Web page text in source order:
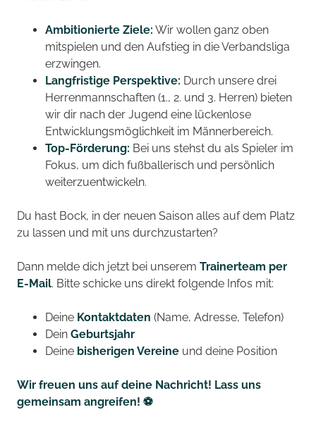
Ambitionierte Ziele: Wir wollen ganz oben
mitspielen und den Aufstieg in die Verbandsliga
erzwingen.
Langfristige Perspektive: Durch unsere drei
Herrenmannschaften (1., 2. und 3. Herren) bieten
wir dir nach der Jugend eine lückenlose
Entwicklungsmöglichkeit im Männerbereich.
Top-Förderung: Bei uns stehst du als Spieler im
Fokus, um dich fußballerisch und persönlich
weiterzuentwickeln.
Du hast Bock, in der neuen Saison alles auf dem Platz
zu lassen und mit uns durchzustarten?
Dann melde dich jetzt bei unserem Trainerteam per
E-Mail. Bitte schicke uns direkt folgende Infos mit:
Deine Kontaktdaten (Name, Adresse, Telefon)
Dein Geburtsjahr
Deine bisherigen Vereine und deine Position
Wir freuen uns auf deine Nachricht! Lass uns
gemeinsam angreifen! ⚽